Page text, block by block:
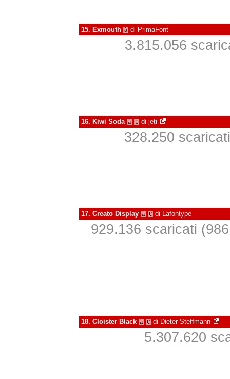
15. Exmouth à di PrimaFont
3.815.056
16. Kiwi Soda à € di jeti
328.250
17. Creato Display à € di Lafontype
929.136 scaricati
18. Cloister Black à € di Dieter Steffmann
5.307.620